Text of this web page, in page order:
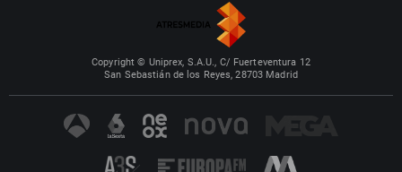
Copyright © Uniprex, S.A.U., C/ Fuerteventura 12
San Sebastián de los Reyes, 28703 Madrid